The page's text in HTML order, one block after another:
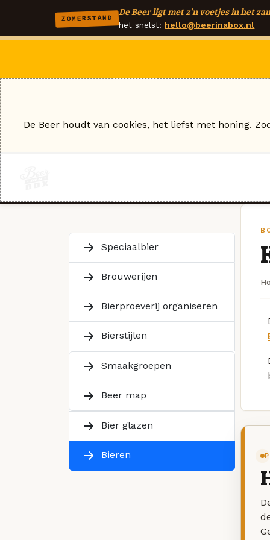
ZOMERSTAND
De Beer ligt met z'n voetjes in het
het snelst: hello@beerinabox.nl
Speciaalbier
Brouwerijen
Bierproeverij organiseren
Bierstijlen
Smaakgroepen
Beer map
Bier glazen
Bieren
De Beer houdt van cookies, het liefst met honing.